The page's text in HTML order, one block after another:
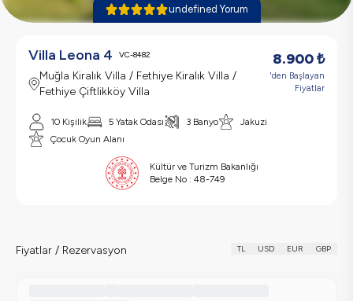
undefined Yorum
Villa Leona 4 VC-8482
Muğla Kiralık Villa / Fethiye Kiralık Villa /
Fethiye Çiftlikköy Villa
8.900₺
'den Başlayan
Fiyatlar
10 Kişilik 5 Yatak Odası 3 Banyo
Jakuzi
Çocuk Oyun Alanı
Kültür ve Turizm Bakanlığı
Belge No : 48-749
Fiyatlar / Rezervasyon TL USD EUR GBP